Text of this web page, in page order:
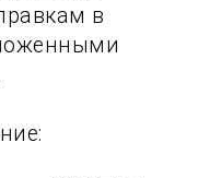
в